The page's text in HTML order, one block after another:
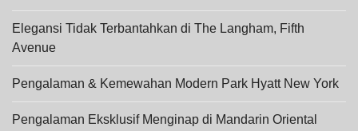
Elegansi Tidak Terbantahkan di The Langham, Fifth
Avenue
Pengalaman & Kemewahan Modern Park Hyatt New York
Pengalaman Eksklusif Menginap di Mandarin Oriental